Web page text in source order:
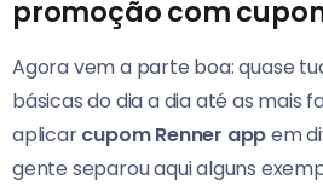
promoção com
Agora vem a parte boa: quase
básicas do dia a dia até as mais
aplicarcupom Renner appem
gente separou aqui alguns